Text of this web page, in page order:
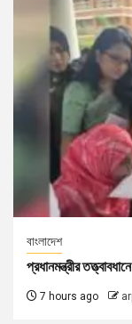
বাংলাদেশ
প্রধানমন্ত্রীর
7 hours ago